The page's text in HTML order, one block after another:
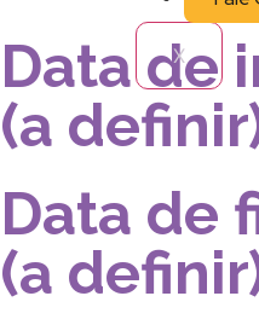
X
Data de
(a
Data de
(a